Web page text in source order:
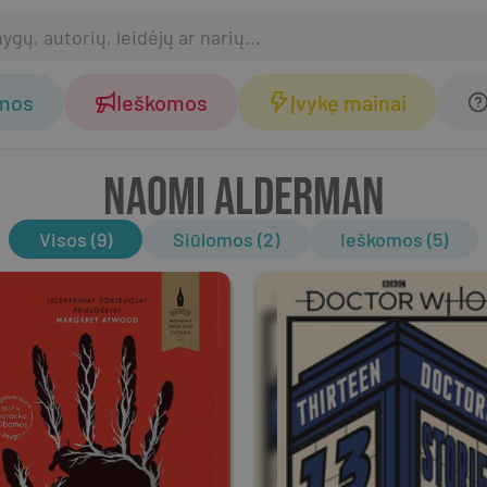
Ieškomos Įvykę mainai
NAOMI ALDERMAN
Visos (9) Siūlomos (2) Ieškomos (5)